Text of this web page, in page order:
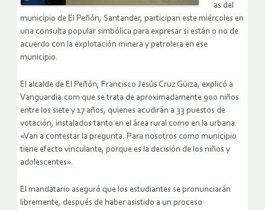
as del
municipio de El Peñón, Santander, participan este miércoles en
una consulta popular simbólica para expresar si están o no de
acuerdo con la explotación minera y petrolera en ese
municipio.
El alcalde de El Peñón, Francisco Jesús Cruz Güiza, explicó a
Vanguardia.com que se trata de aproximadamente 900 niños
entre los siete y 17 años, quienes acudirán a 33 puestos de
votación, instalados tanto en el área rural como en la urbana.
«Van a contestar la pregunta. Para nosotros como municipio
tiene efecto vinculante, porque es la decisión de los niños y
adolescentes».
El mandatario aseguró que los estudiantes se pronunciarán
libremente, después de haber asistido a un proceso